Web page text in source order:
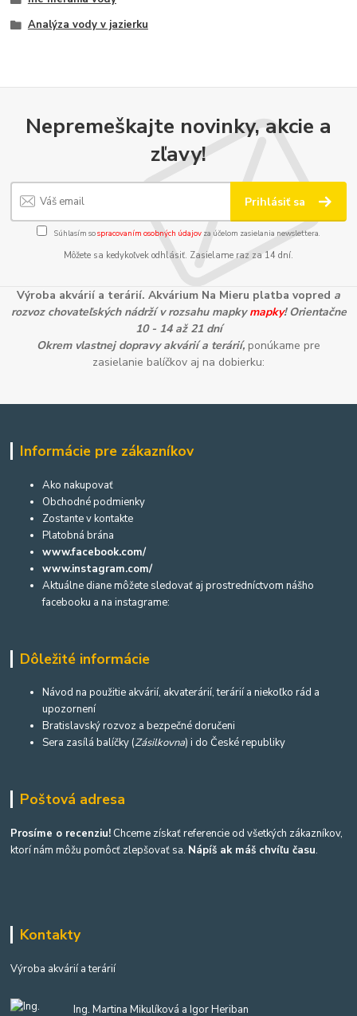
Analýza vody v jazierku
Nepremeškajte novinky, akcie a
zľavy!
Prihlásiť sa
Súhlasím sospracovaním osobných údajov za účelom zasielania newslettera.
Môžete sa kedykoľvek odhlásiť. Zasielame raz za 14 dní.
Výroba akvárií a terárií. Akvárium Na Mieru platba vopred a
rozvoz chovateľských nádrží v rozsahu mapkymapky! Orientačne
10 - 14 až 21 dní
Okrem vlastnej dopravy akvárií a terárií, ponúkame pre
zasielanie balíčkov aj na dobierku:
Informácie pre zákazníkov
Ako nakupovať
Obchodné podmienky
Zostante v kontakte
Platobná brána
www.facebook.com/
www.instagram.com/
Aktuálne diane môžete sledovať aj prostredníctvom nášho
facebooku a na instagrame:
Dôležité informácie
Návod na použitie akvárií, akvaterárií, terárií a niekoľko rád a
upozornení
Bratislavský rozvoz a bezpečné doručeni
Sera zasílá balíčky (Zásilkovna) i do České republiky
Poštová adresa
Prosíme o recenziu! Chceme získať referencie od všetkých zákazníkov,
ktorí nám môžu pomôcť zlepšovať sa. Nápíš ak máš chvíľu času.
Kontakty
Výroba akvárií a terárií
Ing. Martina Mikulíková a Igor Heriban